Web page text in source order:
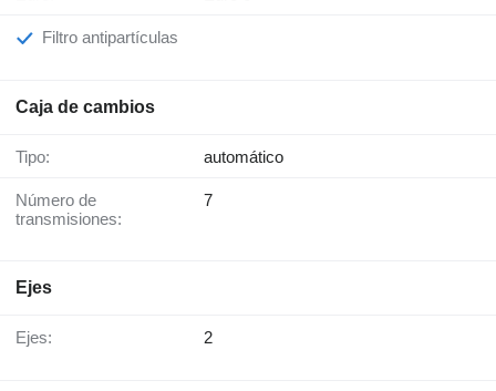
Filtro antipartículas
Caja de cambios
Tipo: automático
Número de
transmisiones:
7
Ejes
Ejes: 2